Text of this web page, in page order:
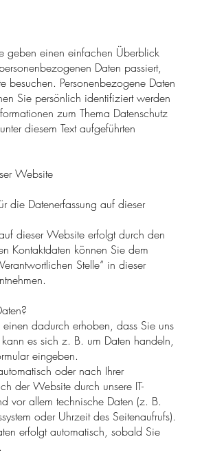
geben einen einfachen Überblick
Daten passiert,
besuchen. Personenbezogene Daten
Sie persönlich identifiziert werden
zum Thema Datenschutz
diesem Text aufgeführten
Website
die Datenerfassung auf dieser
dieser Website erfolgt durch den
Kontaktdaten können Sie dem
Stelle“ in dieser
dadurch erhoben, dass Sie uns
es sich z. B. um Daten handeln,
eingeben.
oder nach Ihrer
der Website durch unsere IT-
vor allem technische Daten (z. B.
oder Uhrzeit des Seitenaufrufs).
erfolgt automatisch, sobald Sie